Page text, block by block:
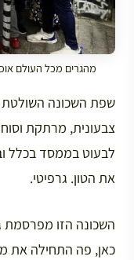
מהגרים מכל העולם
שפת השכונה השולטת
צבעונית, מרתקת
לבעוט בממסד בכלל
את הטון. גרפיטי.
השכונה הזו
כאן, פה התחילה את